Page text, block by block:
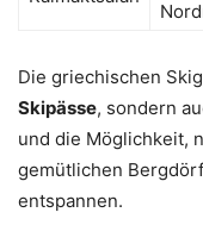
Die griechischen
Skipässe, sondern
und die Möglichkeit,
gemütlichen
entspannen.